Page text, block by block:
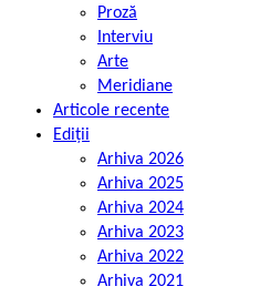
Proză
Interviu
Arte
Meridiane
Articole recente
Ediții
Arhiva 2026
Arhiva 2025
Arhiva 2024
Arhiva 2023
Arhiva 2022
Arhiva 2021